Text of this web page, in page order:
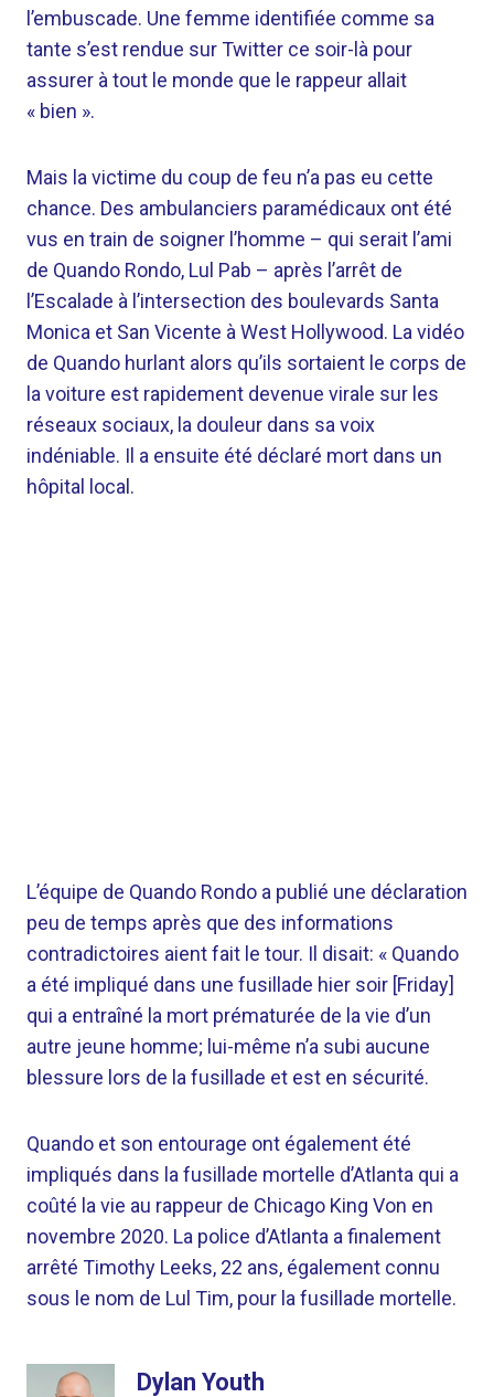
l’embuscade. Une femme identifiée comme sa
tante s’est rendue sur Twitter ce soir-là pour
assurer à tout le monde que le rappeur allait
« bien ».
Mais la victime du coup de feu n’a pas eu cette
chance. Des ambulanciers paramédicaux ont été
vus en train de soigner l’homme – qui serait l’ami
de Quando Rondo, Lul Pab – après l’arrêt de
l’Escalade à l’intersection des boulevards Santa
Monica et San Vicente à West Hollywood. La vidéo
de Quando hurlant alors qu’ils sortaient le corps de
la voiture est rapidement devenue virale sur les
réseaux sociaux, la douleur dans sa voix
indéniable. Il a ensuite été déclaré mort dans un
hôpital local.
L’équipe de Quando Rondo a publié une déclaration
peu de temps après que des informations
contradictoires aient fait le tour. Il disait: « Quando
a été impliqué dans une fusillade hier soir [Friday]
qui a entraîné la mort prématurée de la vie d’un
autre jeune homme; lui-même n’a subi aucune
blessure lors de la fusillade et est en sécurité.
Quando et son entourage ont également été
impliqués dans la fusillade mortelle d’Atlanta qui a
coûté la vie au rappeur de Chicago King Von en
novembre 2020. La police d’Atlanta a finalement
arrêté Timothy Leeks, 22 ans, également connu
sous le nom de Lul Tim, pour la fusillade mortelle.
Dylan Youth